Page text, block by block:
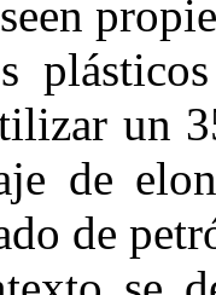
un
de
de